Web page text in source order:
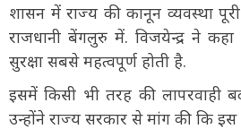
शासन में राज्य की कानून व्यवस्था
राजधानी बेंगलुरु में. विजयेन्द्र ने कहा
सुरक्षा सबसे महत्वपूर्ण होती है.
इसमें किसी भी तरह की लापरवाही
उन्होंने राज्य सरकार से मांग की कि